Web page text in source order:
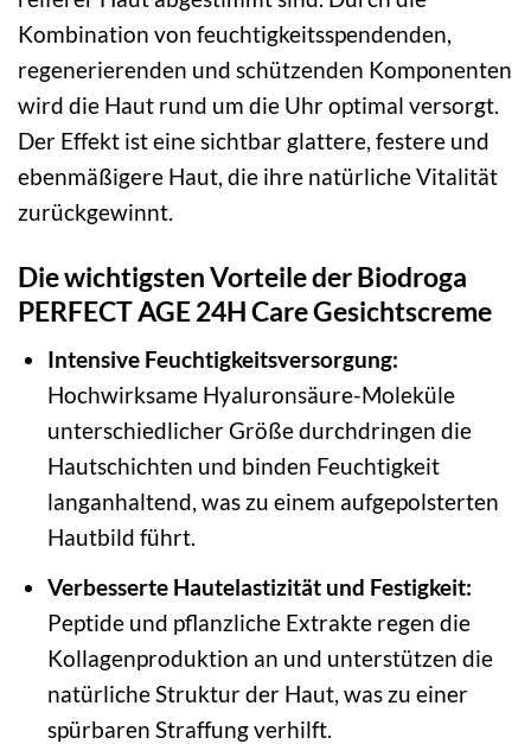
Kombination von feuchtigkeitsspendenden,
regenerierenden und schützenden Komponenten
wird die Haut rund um die Uhr optimal versorgt.
Der Effekt ist eine sichtbar glattere, festere und
ebenmäßigere Haut, die ihre natürliche Vitalität
zurückgewinnt.
Die wichtigsten Vorteile der Biodroga
PERFECT AGE 24H Care Gesichtscreme
Intensive Feuchtigkeitsversorgung:
Hochwirksame Hyaluronsäure-Moleküle
unterschiedlicher Größe durchdringen die
Hautschichten und binden Feuchtigkeit
langanhaltend, was zu einem aufgepolsterten
Hautbild führt.
Verbesserte Hautelastizität und Festigkeit:
Peptide und pflanzliche Extrakte regen die
Kollagenproduktion an und unterstützen die
natürliche Struktur der Haut, was zu einer
spürbaren Straffung verhilft.